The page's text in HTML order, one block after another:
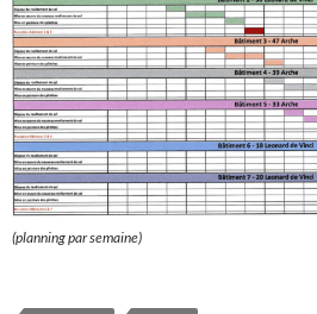
(planning par semaine)